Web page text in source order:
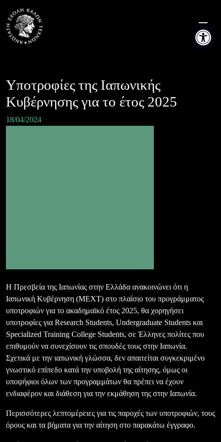
Ανοίξτε
content
Υποτροφίες της Ιαπωνικής
Κυβέρνησης για το έτος 2025
18/04/2024
Η Πρεσβεία της Ιαπωνίας στην Ελλάδα ανακοινώνει ότι η
Ιαπωνική Κυβέρνηση (ΜΕΧΤ) στο πλαίσιο του προγράμματος
υποτροφιών για το ακαδημαϊκό έτος 2025, θα χορηγήσει
υποτροφίες για Research Students, Undergraduate Students και
Specialized Training College Students, σε Έλληνες πολίτες που
επιθυμούν να συνεχίσουν τις σπουδές τους στην Ιαπωνία.
Σχετικά με την ιαπωνική γλώσσα, δεν απαιτείται συγκεκριμένο
γνωστικό επίπεδο κατά την υποβολή της αίτησης, όμως οι
υποψήφιοι όλων των προγραμμάτων θα πρέπει να έχουν
ενδιαφέρον και διάθεση για την εκμάθηση της στην Ιαπωνία.
Περισσότερες λεπτομέρειες για τις παροχές των υποτροφιών, τους
όρους και τα βήματα για την αίτηση στο παρακάτω έγγραφο.